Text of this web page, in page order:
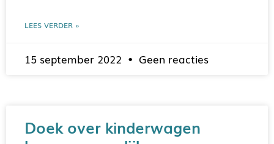
LEES VERDER »
15 september 2022 Geen reacties
Doek over kinderwagen